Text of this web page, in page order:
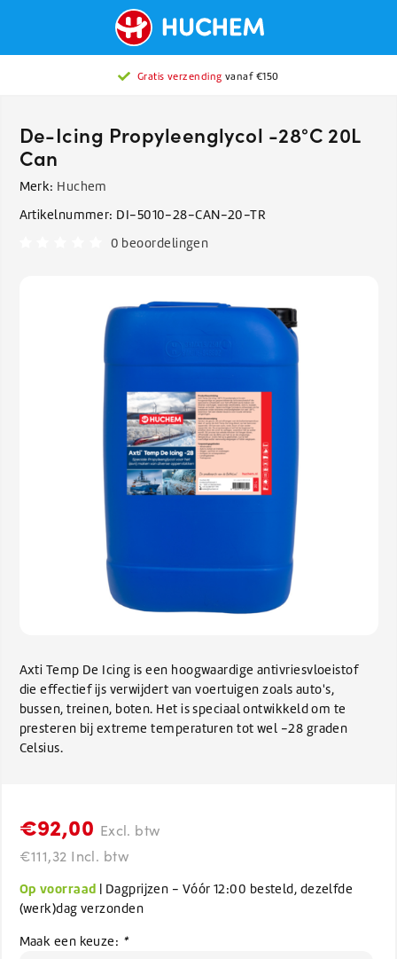
Gratis verzending vanaf €150
De-Icing Propyleenglycol -28°C 20L
Can
Merk: Huchem
Artikelnummer: DI-5010-28-CAN-20-TR
0 beoordelingen
Axti Temp De Icing is een hoogwaardige antivriesvloeistof
die effectief ijs verwijdert van voertuigen zoals auto's,
bussen, treinen, boten. Het is speciaal ontwikkeld om te
presteren bij extreme temperaturen tot wel -28 graden
Celsius.
€92,00 Excl. btw
€111,32 Incl. btw
Op voorraad | Dagprijzen - Vóór 12:00 besteld, dezelfde
(werk)dag verzonden
Maak een keuze: *